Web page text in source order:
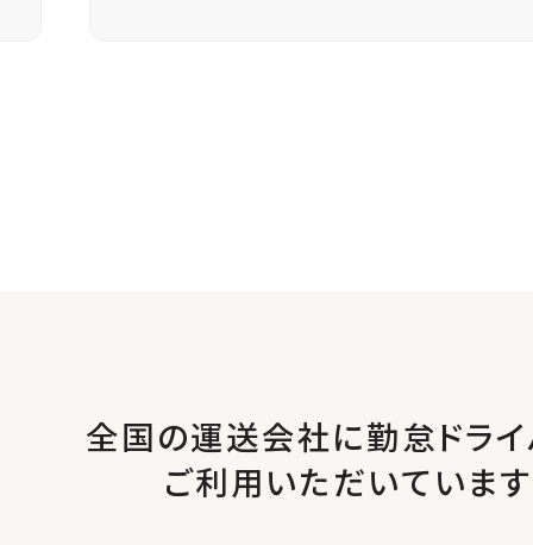
全国の運送会社に勤怠ドラ
ご利用いただいています